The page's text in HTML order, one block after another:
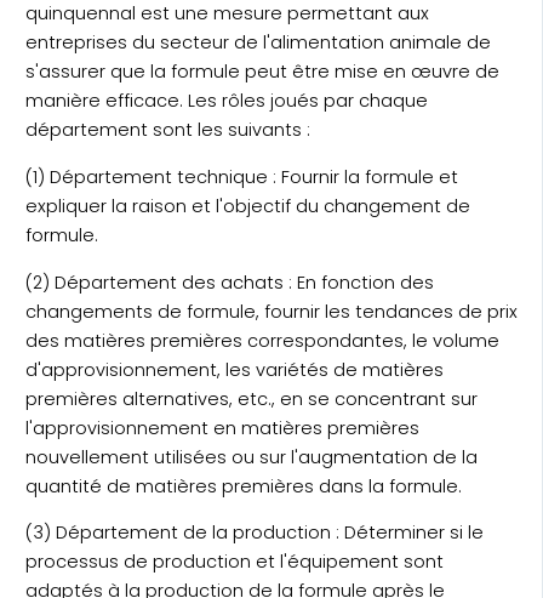
quinquennal est une mesure permettant aux
entreprises du secteur de l'alimentation animale de
s'assurer que la formule peut être mise en œuvre de
manière efficace. Les rôles joués par chaque
département sont les suivants :
(1) Département technique : Fournir la formule et
expliquer la raison et l'objectif du changement de
formule.
(2) Département des achats : En fonction des
changements de formule, fournir les tendances de prix
des matières premières correspondantes, le volume
d'approvisionnement, les variétés de matières
premières alternatives, etc., en se concentrant sur
l'approvisionnement en matières premières
nouvellement utilisées ou sur l'augmentation de la
quantité de matières premières dans la formule.
(3) Département de la production : Déterminer si le
processus de production et l'équipement sont
adaptés à la production de la formule après le